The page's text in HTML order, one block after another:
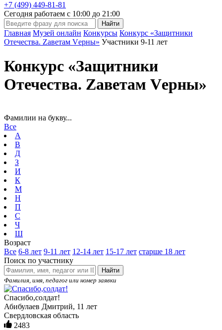
+7 (499) 449-81-81
Сегодня работаем с 10:00 до 21:00
Главная Музей онлайн Конкурсы Конкурс «Защитники
Отечества. Zаветам Vерны» Участники 9-11 лет
Конкурс «Защитники
Отечества. Zаветам Vерны»
Фамилии на букву...
Все
А
В
Д
З
И
К
М
Н
П
С
Ч
Ш
Возраст
Все 6-8 лет 9-11 лет 12-14 лет 15-17 лет старше 18 лет
Поиск по участнику
Найти
Фамилия, имя, педагог или номер заявки
Спасибо,солдат!
Абибулаев Дмитрий, 11 лет
Свердловская область
2483